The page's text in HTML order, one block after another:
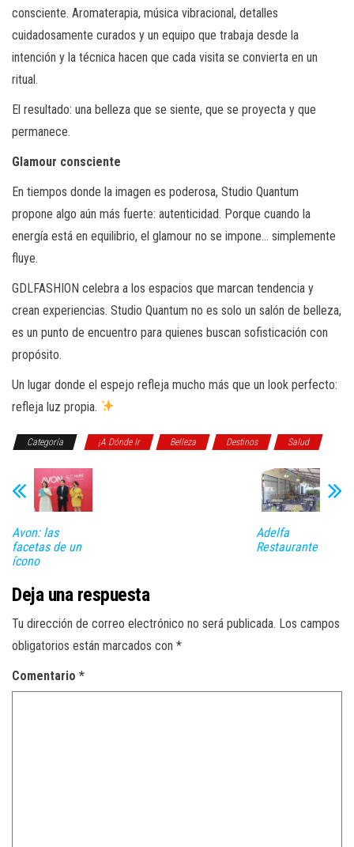
consciente. Aromaterapia, música vibracional, detalles
cuidadosamente curados y un equipo que trabaja desde la
intención y la técnica hacen que cada visita se convierta en un
ritual.
El resultado: una belleza que se siente, que se proyecta y que
permanece.
Glamour consciente
En tiempos donde la imagen es poderosa, Studio Quantum
propone algo aún más fuerte: autenticidad. Porque cuando la
energía está en equilibrio, el glamour no se impone… simplemente
fluye.
GDLFASHION celebra a los espacios que marcan tendencia y
crean experiencias. Studio Quantum no es solo un salón de belleza,
es un punto de encuentro para quienes buscan sofisticación con
propósito.
Un lugar donde el espejo refleja mucho más que un look perfecto:
refleja luz propia.
Categoría ¡A Dónde Ir Belleza Destinos Salud
Avon: las
facetas de un
ícono
Adelfa
Restaurante
Deja una respuesta
Tu dirección de correo electrónico no será publicada. Los campos
obligatorios están marcados con *
Comentario *